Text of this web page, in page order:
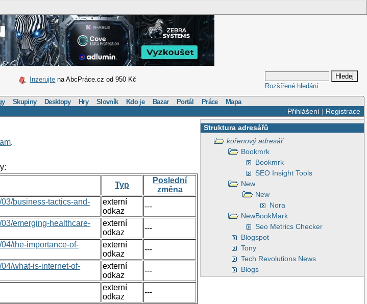
Inzerujte na AbcPráce.cz od 950 Kč
Rozšířené hledání
Skupiny Desktopy Hry Slovník Kdo je Bazar Portál Práce Mapa
Přihlášení| Registrace
Struktura adresářů
kořenový adresář
Bookmrk
Bookmrk
SEO Insight Tools
New
New
Nora
NewBookMark
Seo Metrics Checker
Blogspot
Tony
Tech Revolutions News
Blogs
.
Typ
Poslední
změna
business-tactics-and-
externí
odkaz
---
emerging-healthcare-
externí
odkaz
---
the-importance-of-
externí
odkaz
---
what-is-internet-of-
externí
odkaz
---
externí
odkaz
---